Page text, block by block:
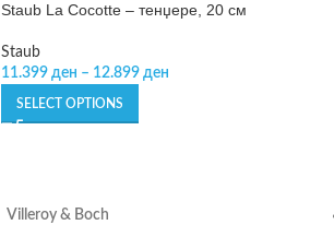
Staub La Cocotte – тенџере, 20 см
Staub
11.399 ден – 12.899 ден
SELECT OPTIONS
Villeroy & Boch